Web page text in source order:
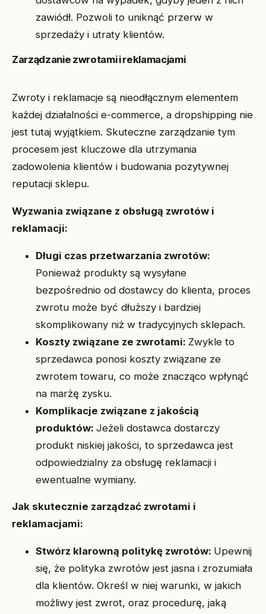
zawiódł. Pozwoli to uniknąć przerw w
sprzedaży i utraty klientów.
Zarządzanie zwrotami i reklamacjami
Zwroty i reklamacje są nieodłącznym elementem
każdej działalności e-commerce, a dropshipping nie
jest tutaj wyjątkiem. Skuteczne zarządzanie tym
procesem jest kluczowe dla utrzymania
zadowolenia klientów i budowania pozytywnej
reputacji sklepu.
Wyzwania związane z obsługą zwrotów i
reklamacji:
Długi czas przetwarzania zwrotów:
Ponieważ produkty są wysyłane
bezpośrednio od dostawcy do klienta, proces
zwrotu może być dłuższy i bardziej
skomplikowany niż w tradycyjnych sklepach.
Koszty związane ze zwrotami: Zwykle to
sprzedawca ponosi koszty związane ze
zwrotem towaru, co może znacząco wpłynąć
na marżę zysku.
Komplikacje związane z jakością
produktów: Jeżeli dostawca dostarczy
produkt niskiej jakości, to sprzedawca jest
odpowiedzialny za obsługę reklamacji i
ewentualne wymiany.
Jak skutecznie zarządzać zwrotami i
reklamacjami:
Stwórz klarowną politykę zwrotów: Upewnij
się, że polityka zwrotów jest jasna i zrozumiała
dla klientów. Określ w niej warunki, w jakich
możliwy jest zwrot, oraz procedurę, jaką